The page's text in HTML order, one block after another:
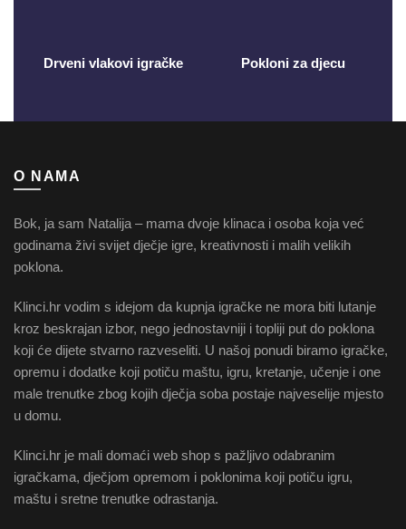
Drveni vlakovi igračke Pokloni za djecu
O NAMA
Bok, ja sam Natalija – mama dvoje klinaca i osoba koja već
godinama živi svijet dječje igre, kreativnosti i malih velikih
poklona.
Klinci.hr vodim s idejom da kupnja igračke ne mora biti lutanje
kroz beskrajan izbor, nego jednostavniji i topliji put do poklona
koji će dijete stvarno razveseliti. U našoj ponudi biramo igračke,
opremu i dodatke koji potiču maštu, igru, kretanje, učenje i one
male trenutke zbog kojih dječja soba postaje najveselije mjesto
u domu.
Klinci.hr je mali domaći web shop s pažljivo odabranim
igračkama, dječjom opremom i poklonima koji potiču igru,
maštu i sretne trenutke odrastanja.